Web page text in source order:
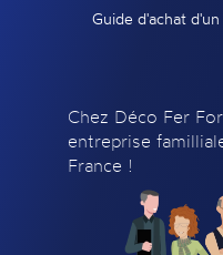
Guide d'achat
Chez Déco Fer
entreprise
France !